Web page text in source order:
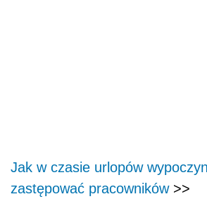
Jak w czasie urlopów
zastępować pracowników>>